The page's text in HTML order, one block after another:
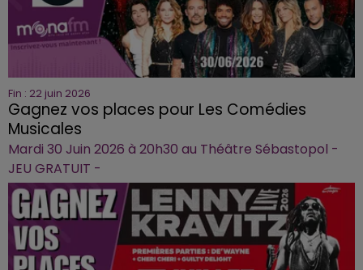
Fin : 22 juin 2026
Gagnez vos places pour Les Comédies
Musicales
Mardi 30 Juin 2026 à 20h30 au Théâtre Sébastopol -
JEU GRATUIT -